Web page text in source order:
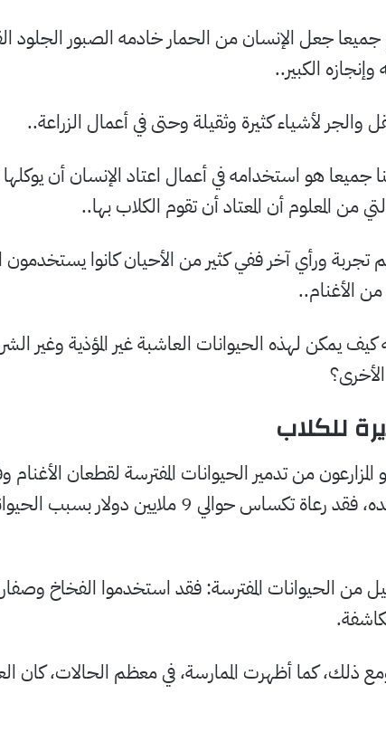
جعل الإنسان من الحمار خادمه الصبور الجلود
الكبير..
والجر لأشياء كثيرة وثقيلة وحتى في أعمال الزراعة..
جميعا هو استخدامه في أعمال اعتاد الإنسان أن
من المعلوم أن المعتاد أن تقوم الكلاب بها..
تجربة ورأي آخر ففي كثير من الأحيان كانوا يستخدمون
الأغنام..
يمكن لهذه الحيوانات العاشبة غير المؤذية وغير
للكلاب
المزارعون من تدمير الحيوانات المفترسة لقطعان
المصادر، ففي عام 1988 وحده، فقد رعاة تكساس حوالي 9 ملايين
من الحيوانات المفترسة: فقد استخدموا الفخاخ
ذلك، كما أظهرت الممارسة، في معظم الحالات، كان